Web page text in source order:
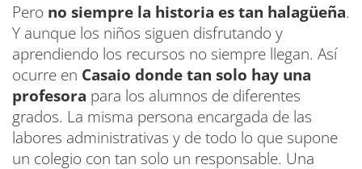
Pero no siempre la historia es tan halagüeña.
Y aunque los niños siguen disfrutando y
aprendiendo los recursos no siempre llegan. Así
ocurre en Casaio donde tan solo hay una
profesora para los alumnos de diferentes
grados. La misma persona encargada de las
labores administrativas y de todo lo que supone
un colegio con tan solo un responsable. Una